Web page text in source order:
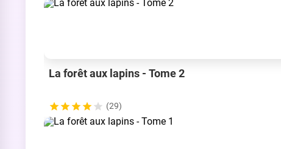
La forêt aux lapins - Tome 2
(29)